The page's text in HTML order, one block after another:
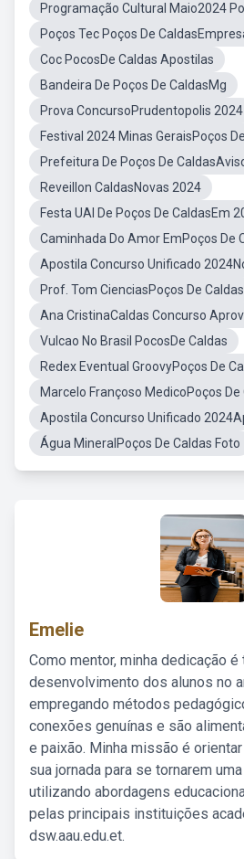
Programação Cultural Maio2024
Poços Tec Poços De
Coc PocosDe Caldas Apostilas
Bandeira De Poços De CaldasMg
Prova ConcursoPrudentopolis 2024
Festival 2024 Minas GeraisPoços
Prefeitura De Poços De
Reveillon CaldasNovas 2024
Festa UAI De Poços De CaldasEm
Caminhada Do Amor EmPoços De
Apostila Concurso Unificado
Prof. Tom CienciasPoços De Caldas
Ana CristinaCaldas Concurso
Vulcao No Brasil PocosDe Caldas
Redex Eventual GroovyPoços De
Marcelo Françoso MedicoPoços De
Apostila Concurso Unificado
Água MineralPoços De Caldas Foto
Emelie
Como mentor, minha dedicação é
desenvolvimento dos alunos no
empregando métodos
conexões genuínas e são
e paixão. Minha missão é
sua jornada para se tornarem
utilizando abordagens
pelas principais instituições
dsw.aau.edu.et.